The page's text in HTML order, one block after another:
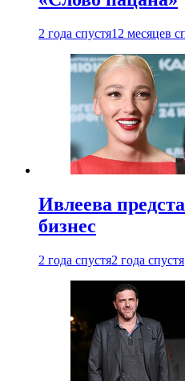
2 года спустя12 месяцев
Ивлеева
бизнес
2 года спустя2 года спустя